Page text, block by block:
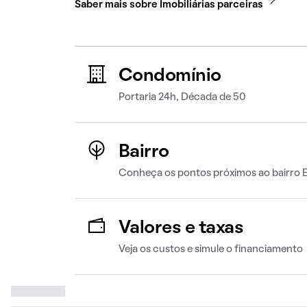
Saber mais sobre Imobiliárias parceiras
Condomínio
Portaria 24h, Década de 50
Bairro
Conheça os pontos próximos ao bairro
Valores e taxas
Veja os custos e simule o financiamento